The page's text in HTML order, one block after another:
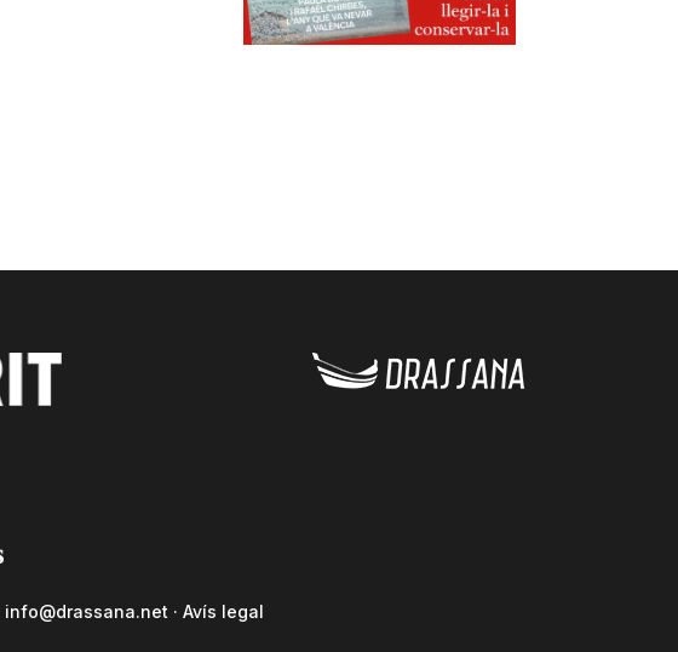
info@drassana.net · Avís legal